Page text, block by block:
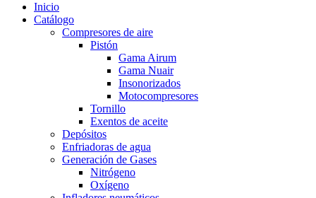
Inicio
Catálogo
Compresores de aire
Pistón
Gama Airum
Gama Nuair
Insonorizados
Motocompresores
Tornillo
Exentos de aceite
Depósitos
Enfriadoras de agua
Generación de Gases
Nitrógeno
Oxígeno